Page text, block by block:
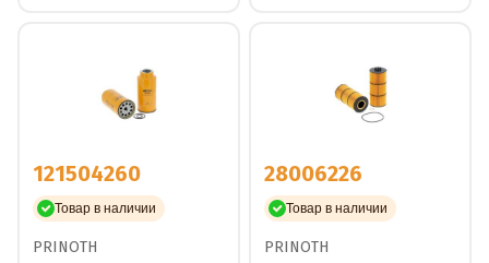
121504260
Товар в наличии
PRINOTH
28006226
Товар в наличии
PRINOTH